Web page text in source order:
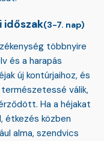
időszak(3-7. nap)
többnyire
és a harapás
új kontúrjaihoz, és
válik,
Ha a héjakat
étkezés közben
alma, szendvics